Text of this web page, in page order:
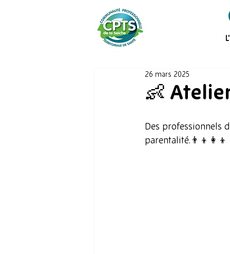
👶
26 mars 2025
Des professionnels
parentalité.👨‍👦👩‍👦